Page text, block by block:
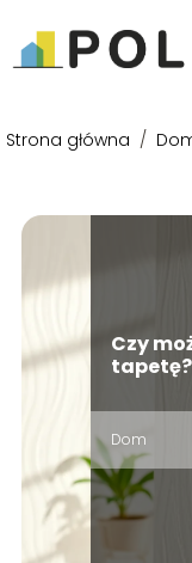
Strona główna /
Czy
tapetę?
Dom